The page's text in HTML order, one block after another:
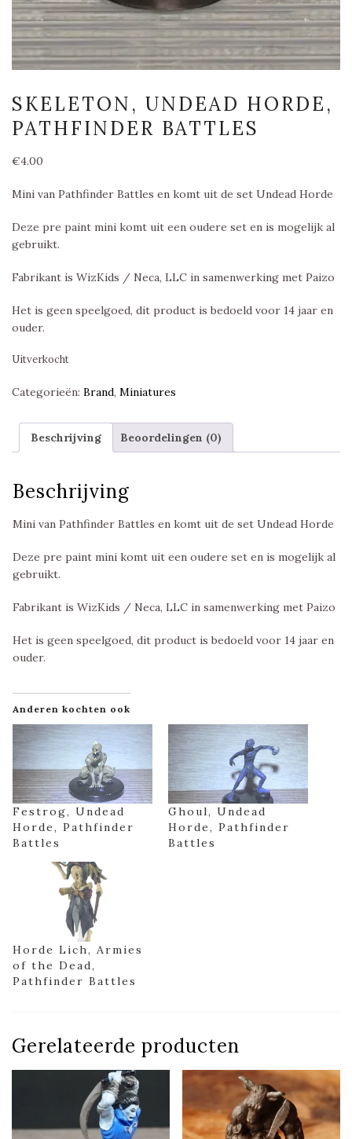
SKELETON, UNDEAD HORDE,
PATHFINDER BATTLES
€4.00
Mini van Pathfinder Battles en komt uit de set Undead Horde
Deze pre paint mini komt uit een oudere set en is mogelijk al
gebruikt.
Fabrikant is WizKids / Neca, LLC in samenwerking met Paizo
Het is geen speelgoed, dit product is bedoeld voor 14 jaar en
ouder.
Uitverkocht
Categorieën: Brand, Miniatures
Beschrijving Beoordelingen (0)
Beschrijving
Mini van Pathfinder Battles en komt uit de set Undead Horde
Deze pre paint mini komt uit een oudere set en is mogelijk al
gebruikt.
Fabrikant is WizKids / Neca, LLC in samenwerking met Paizo
Het is geen speelgoed, dit product is bedoeld voor 14 jaar en
ouder.
Anderen kochten ook
Festrog, Undead
Horde, Pathfinder
Battles
Ghoul, Undead
Horde, Pathfinder
Battles
Horde Lich, Armies
of the Dead,
Pathfinder Battles
Gerelateerde producten